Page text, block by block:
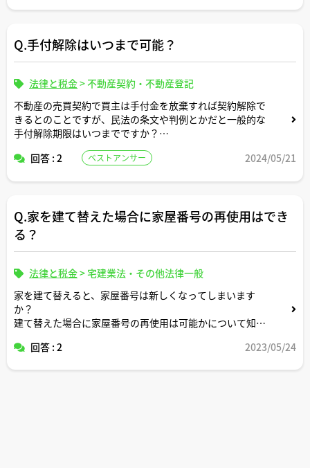
Q.手付解除はいつまで可能？
法律と税金>不動産契約・不動産登記
不動産の売買契約で買主は手付金を放棄すれば契約解除で
きるとのことですが、民法の条文や判例とかだと一般的な
手付解除期限はいつまでですか？
ご解説よろしくお願いします。
回答 : 2 ベストアンサー 2024/05/21
Q.家を建て替えた場合に家屋番号の再使用はでき
る？
法律と税金>宅建業法・その他法律一般
家を建て替えると、家屋番号は新しくなってしまいます
か？
建て替えた場合に家屋番号の再使用は可能かについて知り
回答 : 2 2023/05/24